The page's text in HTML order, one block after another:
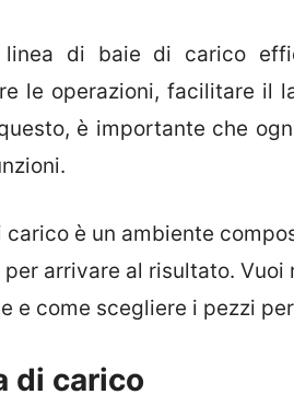
linea di baie di carico
le operazioni, facilitare il
è importante che
carico è un ambiente
arrivare al risultato.
e come scegliere i pezzi
di carico